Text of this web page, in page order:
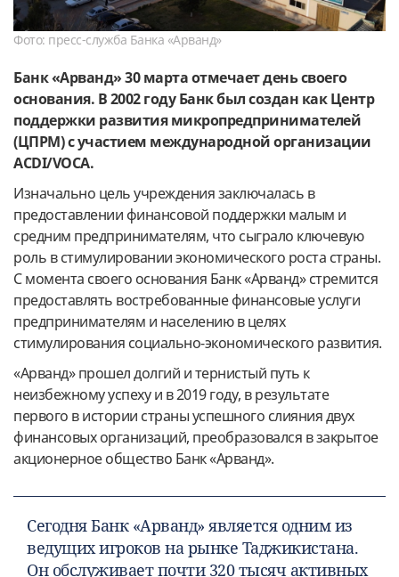
Фото: пресс-служба Банка «Арванд»
Банк «Арванд» 30 марта отмечает день своего
основания. В 2002 годуБанк был создан как Центр
поддержки развития микропредпринимателей
(ЦПРМ) с участием международной организации
ACDI/VOCA.
Изначально цель учреждения заключалась в
предоставлении финансовой поддержки малым и
средним предпринимателям, что сыграло ключевую
роль в стимулировании экономического роста страны.
С момента своего основания Банк «Арванд» стремится
предоставлять востребованные финансовые услуги
предпринимателям и населению в целях
стимулирования социально-экономического развития.
«Арванд» прошел долгий и тернистый путь к
неизбежному успеху и в 2019 году, в результате
первого в истории страны успешного слияния двух
финансовых организаций, преобразовался в закрытое
акционерное общество Банк «Арванд».
Сегодня Банк «Арванд» является одним из
ведущих игроков на рынке Таджикистана.
Он обслуживает почти 320 тысяч активных